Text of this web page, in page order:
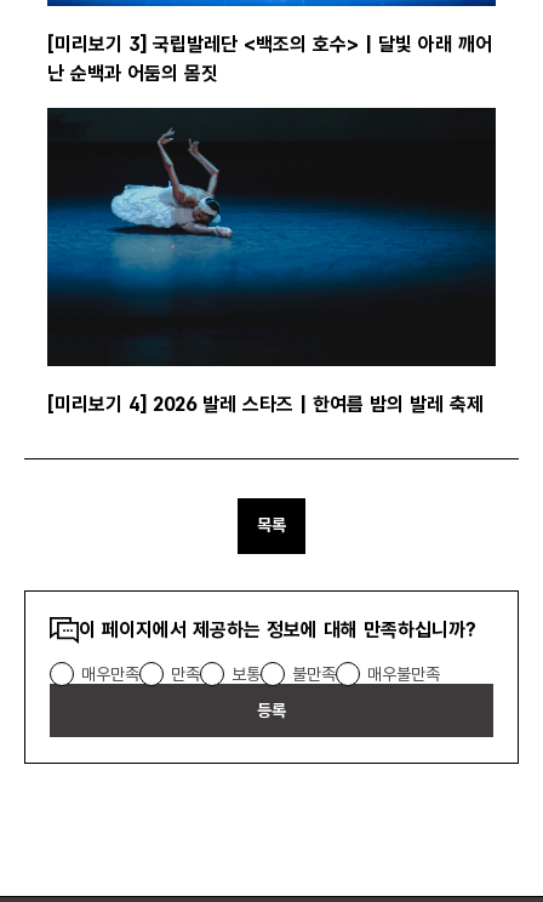
[미리보기 3] 국립발레단 <백조의 호수> | 달빛 아래 깨어
난 순백과 어둠의 몸짓
[미리보기 4] 2026 발레 스타즈 | 한여름 밤의 발레 축제
목록
콘텐츠
조사
이 페이지에서 제공하는 정보에 대해 만족하십니까?
매우만족 만족 보통 불만족
매우불만족
등록